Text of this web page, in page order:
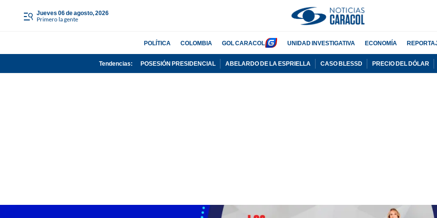
jueves 06 de agosto, 2026
Primero la gente
POLÍTICA COLOMBIA GOL CARACOL UNIDAD INVESTIGATIVA ECONOMÍA
Tendencias: POSESIÓN PRESIDENCIAL ABELARDO DE LA ESPRIELLA CASO BLESSD PRECIO DEL DÓLAR